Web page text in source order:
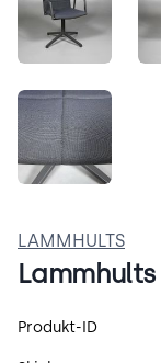
LAMMHULTS
Produkt-ID